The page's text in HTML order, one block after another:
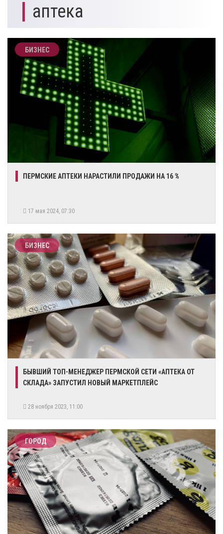
аптека
БИЗНЕС
​ПЕРМСКИЕ АПТЕКИ НАРАСТИЛИ ПРОДАЖИ НА 16 %
17 мая 2024, 07:30
БИЗНЕС
​БЫВШИЙ ТОП-МЕНЕДЖЕР ПЕРМСКОЙ СЕТИ «АПТЕКА ОТ
СКЛАДА» ЗАПУСТИЛ НОВЫЙ МАРКЕТПЛЕЙС
28 ноября 2023, 11:00
ГОРОД